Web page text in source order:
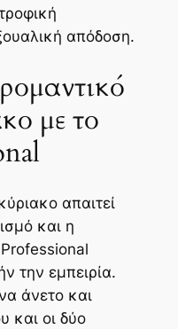
απόδοση.
με το
απαιτεί
και η
την εμπειρία.
άνετο και
και οι δύο